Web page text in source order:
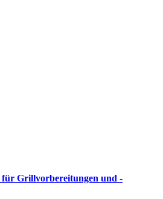
für Grillvorbereitungen und -